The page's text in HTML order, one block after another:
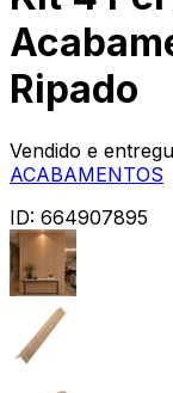
Ripado
Vendido e
ACABAMENTOS
ID: 664907895